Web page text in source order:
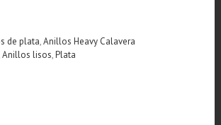
de plata,Anillos Heavy Calavera
Anillos lisos,Plata